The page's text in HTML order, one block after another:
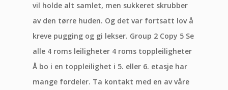
vil holde alt samlet, men sukkeret skrubber
av den tørre huden. Og det var fortsatt lov å
kreve pugging og gi lekser. Group 2 Copy 5 Se
alle 4 roms leiligheter 4 roms toppleiligheter
Å bo i en toppleilighet i 5. eller 6. etasje har
mange fordeler. Ta kontakt med en av våre